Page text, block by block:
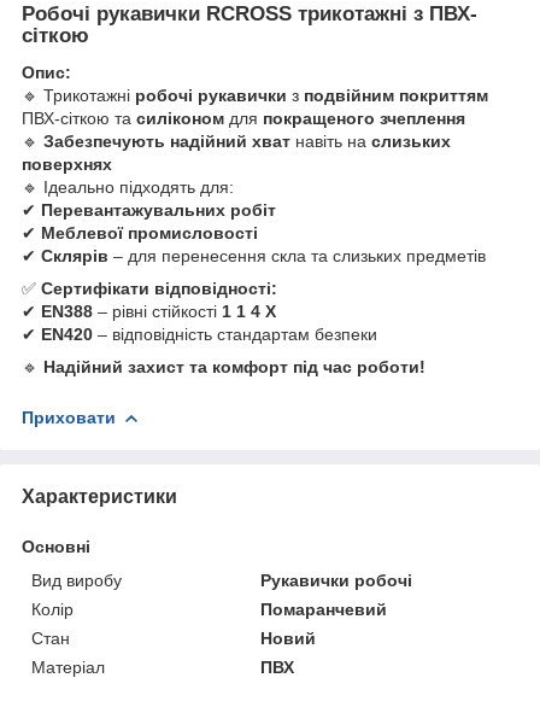
Робочі рукавички RCROSS трикотажні з ПВХ-
сіткою
Опис:
🔹 Трикотажні робочі рукавички з подвійним покриттям
ПВХ-сіткою та силіконом для покращеного зчеплення
🔹 Забезпечують надійний хват навіть на слизьких
поверхнях
🔹 Ідеально підходять для:
✔ Перевантажувальних робіт
✔ Меблевої промисловості
✔ Склярів – для перенесення скла та слизьких предметів
✅ Сертифікати відповідності:
✔ EN388 – рівні стійкості 1 1 4 X
✔ EN420 – відповідність стандартам безпеки
🔹 Надійний захист та комфорт під час роботи!
Приховати
Характеристики
Основні
Вид виробу
Рукавички робочі
Колір
Помаранчевий
Стан
Новий
Матеріал
ПВХ